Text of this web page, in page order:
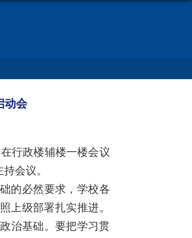
动会
行政楼辅楼一楼会议
会议。
的必然要求，学校各
上级部署扎实推进。
治基础。要把学习贯